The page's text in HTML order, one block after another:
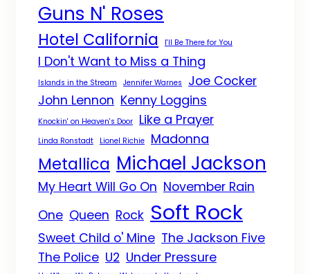
Guns N' Roses
Hotel California I'll Be There for You
I Don't Want to Miss a Thing
Islands in the Stream Jennifer Warnes
Joe Cocker
John Lennon Kenny Loggins
Knockin' on Heaven's Door Like a Prayer
Linda Ronstadt Lionel Richie Madonna
Metallica Michael Jackson
My Heart Will Go On November Rain
One Queen Rock Soft Rock
Sweet Child o' Mine The Jackson Five
The Police U2 Under Pressure